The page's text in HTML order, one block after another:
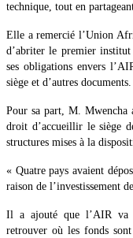
technique, tout en
Elle a remercié l’Union
d’abriter le premier
ses obligations envers
siège et d’autres documents.
Pour sa part, M. Mwencha
droit d’accueillir le siège
structures mises à la
« Quatre pays avaient
raison de l’investissement
Il a ajouté que l’AIR va
retrouver où les fonds